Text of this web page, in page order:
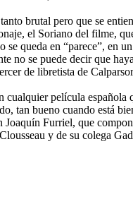
brutal pero que se
el Soriano del filme,
queda en “parece”, en
se puede decir que
de libretista de
película
tan bueno cuando está
Furriel, que
y de su colega